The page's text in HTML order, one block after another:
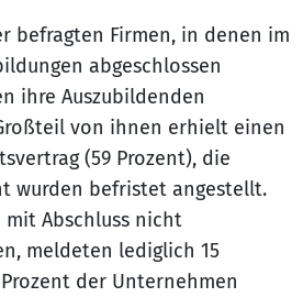
befragten Firmen, in denen im
abgeschlossen
ihre Auszubildenden
von ihnen erhielt einen
(59 Prozent), die
wurden befristet angestellt.
mit Abschluss nicht
meldeten lediglich 15
der Unternehmen